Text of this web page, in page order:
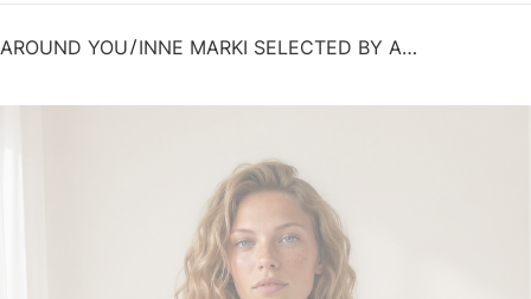
AROUND YOU INNE MARKI SELECTED BY AROUND YOU